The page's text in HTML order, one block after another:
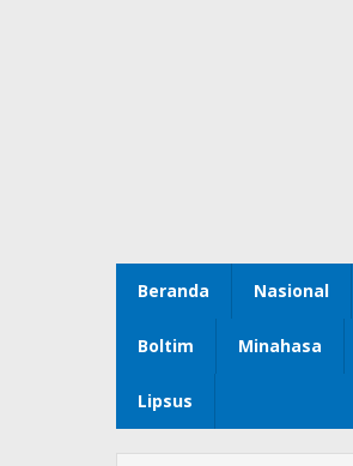
Beranda Nasional
Boltim Minahasa
Lipsus